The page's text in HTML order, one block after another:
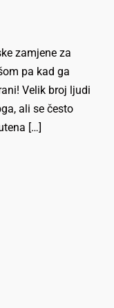
zamjene za
pa kad ga
Velik broj ljudi
ali se često
[…]